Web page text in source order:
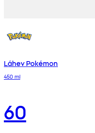
Láhev Pokémon
450 ml
60